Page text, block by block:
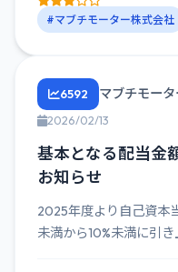
#マブチモーター株式会社
6592 マブチモー
2026/02/13
基本となる配当金
お知らせ
2025年度より自己資本
未満から10%未満に引